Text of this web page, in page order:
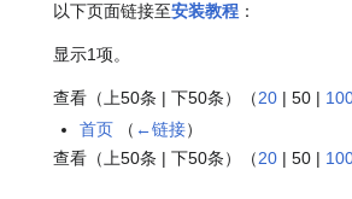
以下页面链接至安装教程 ：
显示1项。
查看（ 上50条 | 下50条）（20 | 50 |
首页
（ ←链接）
查看（ 上50条 | 下50条）（20 | 50 |